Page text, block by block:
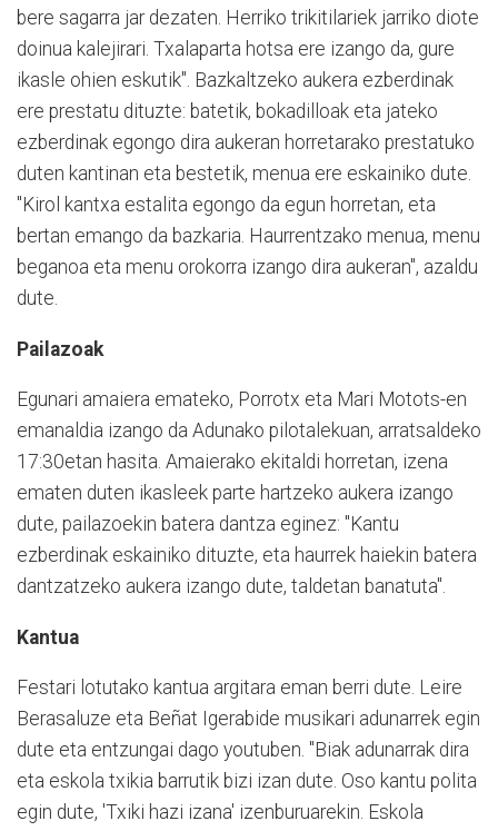
bere sagarra jar dezaten. Herriko trikitilariek jarriko diote
doinua kalejirari. Txalaparta hotsa ere izango da, gure
ikasle ohien eskutik". Bazkaltzeko aukera ezberdinak
ere prestatu dituzte: batetik, bokadilloak eta jateko
ezberdinak egongo dira aukeran horretarako prestatuko
duten kantinan eta bestetik, menua ere eskainiko dute.
"Kirol kantxa estalita egongo da egun horretan, eta
bertan emango da bazkaria. Haurrentzako menua, menu
beganoa eta menu orokorra izango dira aukeran", azaldu
dute.
Pailazoak
Egunari amaiera emateko, Porrotx eta Mari Motots-en
emanaldia izango da Adunako pilotalekuan, arratsaldeko
17:30etan hasita. Amaierako ekitaldi horretan, izena
ematen duten ikasleek parte hartzeko aukera izango
dute, pailazoekin batera dantza eginez: "Kantu
ezberdinak eskainiko dituzte, eta haurrek haiekin batera
dantzatzeko aukera izango dute, taldetan banatuta".
Kantua
Festari lotutako kantua argitara eman berri dute. Leire
Berasaluze eta Beñat Igerabide musikari adunarrek egin
dute eta entzungai dago youtuben. "Biak adunarrak dira
eta eskola txikia barrutik bizi izan dute. Oso kantu polita
egin dute, 'Txiki hazi izana' izenburuarekin. Eskola